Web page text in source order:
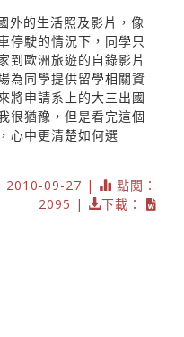
外的生活照及影片，像
停駛的情況下，同學只
到歐洲旅遊的自錄影片
為同學提供留學相關資
將申請系上的大三出國
很猶豫，但是看完這個
心中更清楚如何選
2010-09-27 |
點閱：
2095 |
下載：